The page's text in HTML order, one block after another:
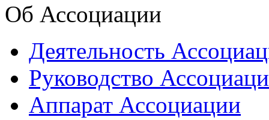
Об Ассоциации
Деятельность
Руководство
Аппарат Ассоциации